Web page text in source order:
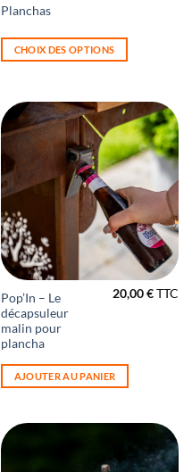
Planchas
CHOIX DES OPTIONS
has
multiple
variants.
may
be
on
the
page
Pop’In – Le
décapsuleur
malin pour
plancha
20,00€TTC
AJOUTER AU PANIER